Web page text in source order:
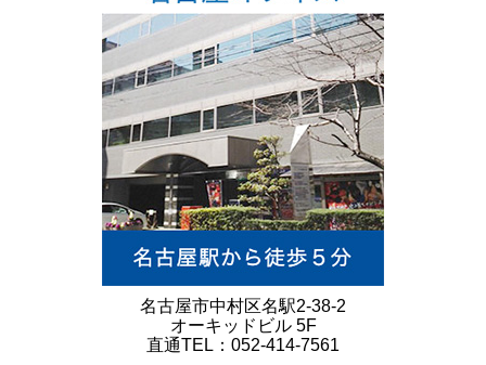
名古屋市中村区名駅2-38-2
オーキッドビル 5F
直通TEL：052-414-7561